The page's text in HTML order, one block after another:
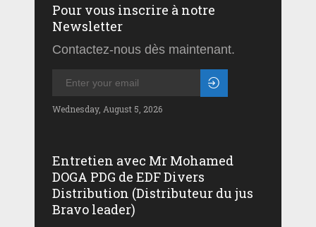
Pour vous inscrire à notre
Newsletter
Contactez-nous dès maintenant.
Wednesday, August 5, 2026
Entretien avec Mr Mohamed
DOGA PDG de EDF Divers
Distribution (Distributeur du jus
Bravo leader)